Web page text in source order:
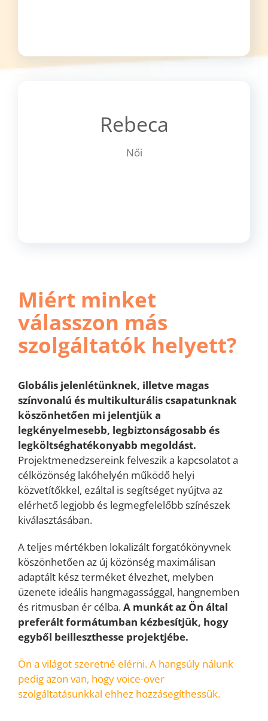
Rebeca
Női
Miért minket
válasszon más
szolgáltatók helyett?
Globális jelenlétünknek, illetve magas
színvonalú és multikulturális csapatunknak
köszönhetően mi jelentjük a
legkényelmesebb, legbiztonságosabb és
legköltséghatékonyabb megoldást.
Projektmenedzsereink felveszik a kapcsolatot a
célközönség lakóhelyén működő helyi
közvetítőkkel, ezáltal is segítséget nyújtva az
elérhető legjobb és legmegfelelőbb színészek
kiválasztásában.
A teljes mértékben lokalizált forgatókönyvnek
köszönhetően az új közönség maximálisan
adaptált kész terméket élvezhet, melyben
üzenete ideális hangmagassággal, hangnemben
és ritmusban ér célba.A munkát az Ön által
preferált formátumban kézbesítjük, hogy
egyből beilleszthesse projektjébe.
Ön a világot szeretné elérni. A hangsúly nálunk
pedig azon van, hogy voice-over
szolgáltatásunkkal ehhez hozzásegíthessük.